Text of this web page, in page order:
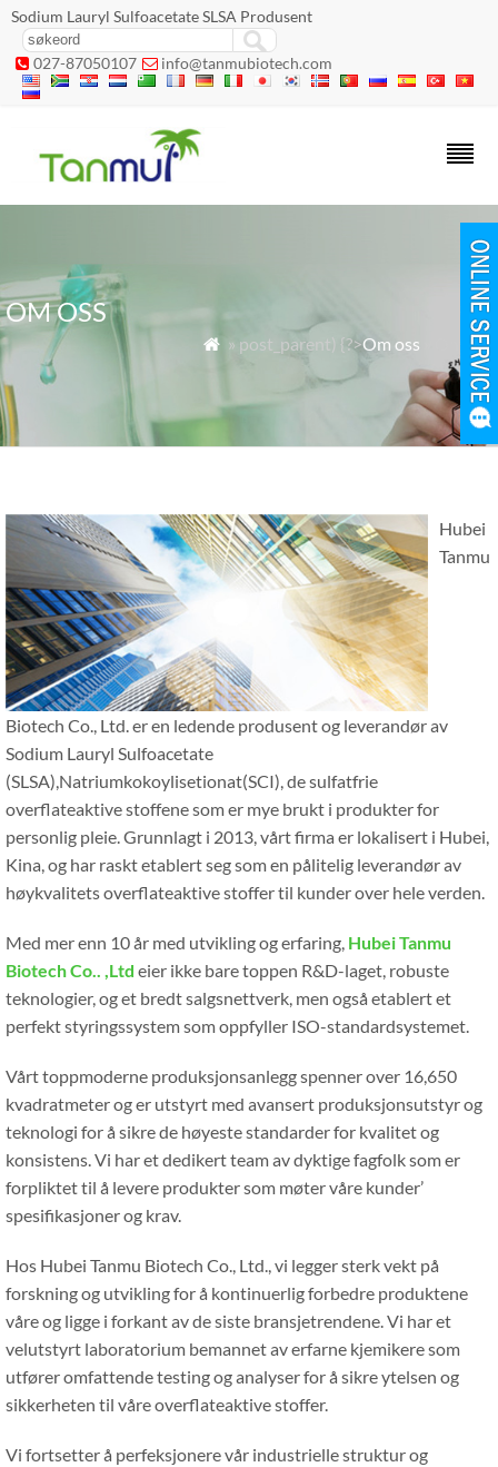
Sodium Lauryl Sulfoacetate SLSA Produsent
 027-87050107  info@tanmubiotech.com
OM OSS
 » post_parent) {?>Om oss Om oss
Hubei
Tanmu
Biotech Co., Ltd. er en ledende produsent og leverandør av
Sodium Lauryl Sulfoacetate
(SLSA),Natriumkokoylisetionat(SCI), de sulfatfrie
overflateaktive stoffene som er mye brukt i produkter for
personlig pleie. Grunnlagt i 2013, vårt firma er lokalisert i Hubei,
Kina, og har raskt etablert seg som en pålitelig leverandør av
høykvalitets overflateaktive stoffer til kunder over hele verden.
Med mer enn 10 år med utvikling og erfaring, Hubei Tanmu
Biotech Co.. ,Ltd eier ikke bare toppen R&D-laget, robuste
teknologier, og et bredt salgsnettverk, men også etablert et
perfekt styringssystem som oppfyller ISO-standardsystemet.
Vårt toppmoderne produksjonsanlegg spenner over 16,650
kvadratmeter og er utstyrt med avansert produksjonsutstyr og
teknologi for å sikre de høyeste standarder for kvalitet og
konsistens. Vi har et dedikert team av dyktige fagfolk som er
forpliktet til å levere produkter som møter våre kunder’
spesifikasjoner og krav.
Hos Hubei Tanmu Biotech Co., Ltd., vi legger sterk vekt på
forskning og utvikling for å kontinuerlig forbedre produktene
våre og ligge i forkant av de siste bransjetrendene. Vi har et
velutstyrt laboratorium bemannet av erfarne kjemikere som
utfører omfattende testing og analyser for å sikre ytelsen og
sikkerheten til våre overflateaktive stoffer.
Vi fortsetter å perfeksjonere vår industrielle struktur og